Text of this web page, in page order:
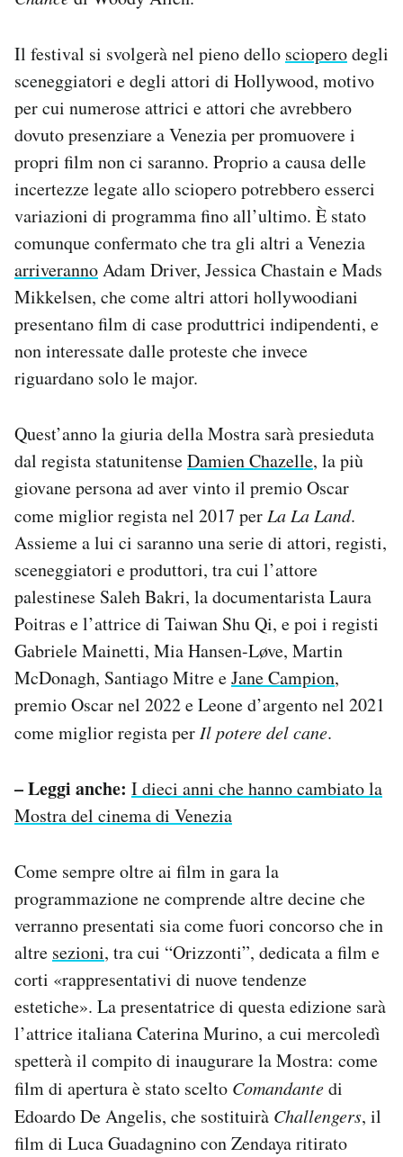
Il festival si svolgerà nel pieno dello scioperodegli
sceneggiatori e degli attori di Hollywood, motivo
per cui numerose attrici e attori che avrebbero
dovuto presenziare a Venezia per promuovere i
propri film non ci saranno. Proprio a causa delle
incertezze legate allo sciopero potrebbero esserci
variazioni di programma fino all’ultimo. È stato
comunque confermato che tra gli altri a Venezia
arriverannoAdam Driver, Jessica Chastain e Mads
Mikkelsen, che come altri attori hollywoodiani
presentano film di case produttrici indipendenti, e
non interessate dalle proteste che invece
riguardano solo le major.
Quest’anno la giuria della Mostra sarà presieduta
dal regista statunitenseDamien Chazelle, la più
giovane persona ad aver vinto il premio Oscar
come miglior regista nel 2017 perLa La Land.
Assieme a lui ci saranno una serie di attori, registi,
sceneggiatori e produttori, tra cui l’attore
palestinese Saleh Bakri, la documentarista Laura
Poitras e l’attrice di Taiwan Shu Qi, e poi i registi
Gabriele Mainetti, Mia Hansen-Løve, Martin
McDonagh, Santiago Mitre eJane Campion,
premio Oscar nel 2022 e Leone d’argento nel 2021
come miglior regista perIl potere del cane.
– Leggi anche: I dieci anni che hanno cambiato la
Mostra del cinema di Venezia
Come sempre oltre ai film in gara la
programmazione ne comprende altre decine che
verranno presentati sia come fuori concorso che in
altre sezioni, tra cui “Orizzonti”, dedicata a film e
corti «rappresentativi di nuove tendenze
estetiche». La presentatrice di questa edizione sarà
l’attrice italiana Caterina Murino, a cui mercoledì
spetterà il compito di inaugurare la Mostra: come
film di apertura è stato scelto Comandantedi
Edoardo De Angelis, che sostituirà Challengers, il
film di Luca Guadagnino con Zendaya ritirato